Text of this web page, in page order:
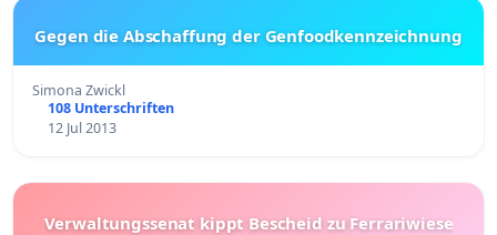
Gegen die Abschaffung der Genfoodkennzeichnung
Simona Zwickl
108 Unterschriften
12 Jul 2013
Verwaltungssenat kippt Bescheid zu Ferrariwiese